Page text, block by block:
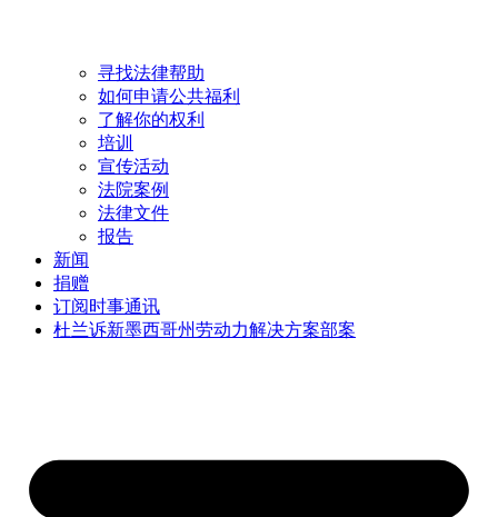
寻找法律帮助
如何申请公共福利
了解你的权利
培训
宣传活动
法院案例
法律文件
报告
新闻
捐赠
订阅时事通讯
杜兰诉新墨西哥州劳动力解决方案部案